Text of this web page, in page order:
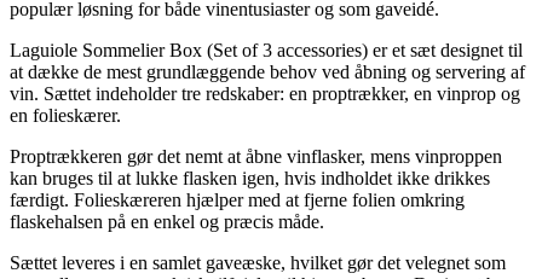
populær løsning for både vinentusiaster og som gaveidé.
Laguiole Sommelier Box (Set of 3 accessories) er et sæt designet til
at dække de mest grundlæggende behov ved åbning og servering af
vin. Sættet indeholder tre redskaber: en proptrækker, en vinprop og
en folieskærer.
Proptrækkeren gør det nemt at åbne vinflasker, mens vinproppen
kan bruges til at lukke flasken igen, hvis indholdet ikke drikkes
færdigt. Folieskæreren hjælper med at fjerne folien omkring
flaskehalsen på en enkel og præcis måde.
Sættet leveres i en samlet gaveæske, hvilket gør det velegnet som